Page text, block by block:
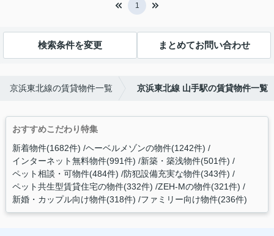
1
検索条件を変更 まとめてお問い合わせ
京浜東北線の賃貸物件一覧 京浜東北線 山手駅の賃貸物件一覧
おすすめこだわり特集
新着物件(1682件) ヘーベルメゾンの物件(1242件)
インターネット無料物件(991件) 新築・築浅物件(501件)
ペット相談・可物件(484件) 防犯設備充実な物件(343件)
ペット共生型賃貸住宅の物件(332件) ZEH-Mの物件(321件)
新婚・カップル向け物件(318件) ファミリー向け物件(236件)